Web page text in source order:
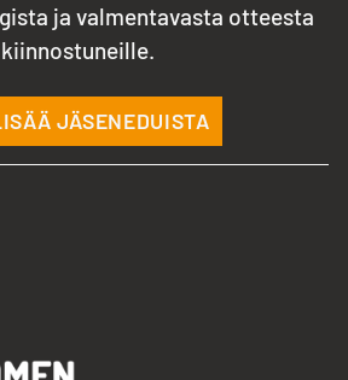
ja valmentavasta otteesta
kiinnostuneille.
JÄSENEDUISTA